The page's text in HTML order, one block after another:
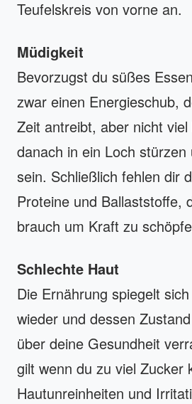
Teufelskreis von vorne an.
Müdigkeit
Bevorzugst du süßes
zwar einen Energieschub,
Zeit antreibt, aber nicht
danach in ein Loch stürzen
sein. Schließlich fehlen dir
Proteine und Ballaststoffe,
brauch um Kraft zu
Schlechte Haut
Die Ernährung spiegelt
wieder und dessen
über deine Gesundheit
gilt wenn du zu viel Zucker
Hautunreinheiten und